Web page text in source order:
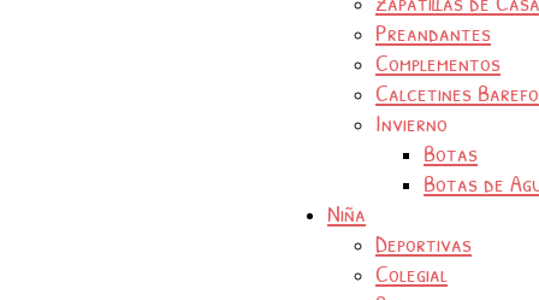
Preandantes
Complementos
Calcetines
Invierno
Botas
Botas de
Niña
Deportivas
Colegial